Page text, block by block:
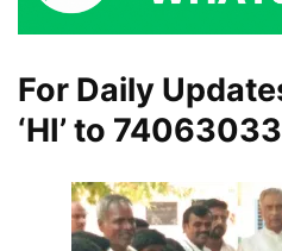
For Daily
‘HI’ to